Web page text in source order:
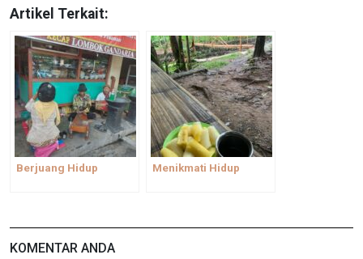
Artikel Terkait:
Berjuang Hidup Menikmati Hidup
KOMENTAR ANDA